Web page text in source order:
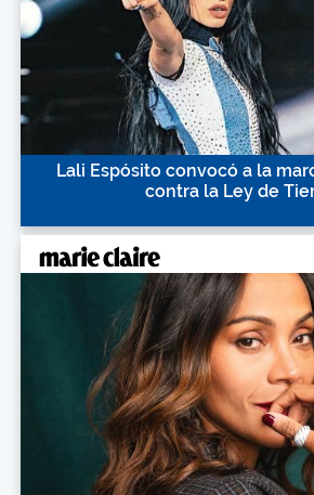
Lali Espósito convocó a la
contra la Ley de